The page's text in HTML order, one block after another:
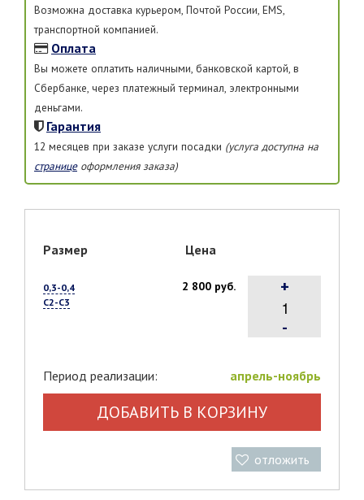
Возможна доставка курьером, Почтой России, EMS,
транспортной компанией.
Оплата
Вы можете оплатить наличными, банковской картой, в
Сбербанке, через платежный терминал, электронными
деньгами.
Гарантия
12 месяцев при заказе услуги посадки (услуга доступна на
страницеоформления заказа)
Размер Цена
0,3-0,4
С2-С3
2 800 руб.
-
+
Период реализации: апрель-ноябрь
ДОБАВИТЬ В КОРЗИНУ
отложить